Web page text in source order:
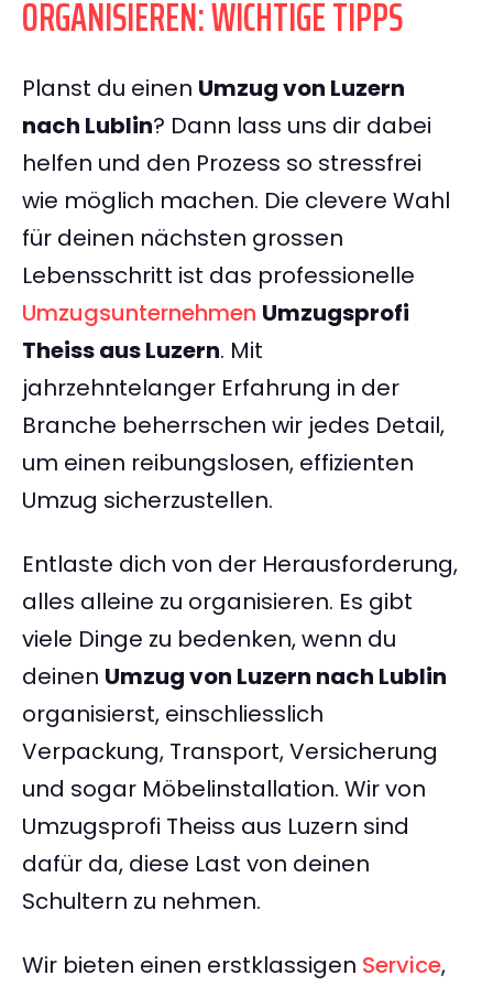
ORGANISIEREN: WICHTIGE TIPPS
Planst du einen Umzug von Luzern
nach Lublin? Dann lass uns dir dabei
helfen und den Prozess so stressfrei
wie möglich machen. Die clevere Wahl
für deinen nächsten grossen
Lebensschritt ist das professionelle
Umzugsunternehmen Umzugsprofi
Theiss aus Luzern. Mit
jahrzehntelanger Erfahrung in der
Branche beherrschen wir jedes Detail,
um einen reibungslosen, effizienten
Umzug sicherzustellen.
Entlaste dich von der Herausforderung,
alles alleine zu organisieren. Es gibt
viele Dinge zu bedenken, wenn du
deinen Umzug von Luzern nach Lublin
organisierst, einschliesslich
Verpackung, Transport, Versicherung
und sogar Möbelinstallation. Wir von
Umzugsprofi Theiss aus Luzern sind
dafür da, diese Last von deinen
Schultern zu nehmen.
Wir bieten einen erstklassigen Service,